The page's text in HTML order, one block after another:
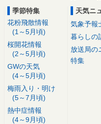
季節特集
花粉飛散情報
(1～5月頃)
桜開花情報
(2～5月頃)
GWの天気
(4～5月頃)
梅雨入り・明け
(5～7月頃)
熱中症情報
(4～9月頃)
天気ニ
気象予報
暮らしの
放送局の
特集